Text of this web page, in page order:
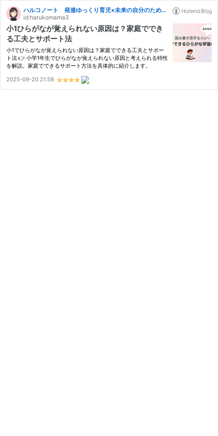
ハルコノート 発達ゆっくり育児×未来の自分のための小さな収入づくり
id:harukomama3
小1ひらがなが覚えられない原因は？家庭ででき
る工夫とサポート法
小1でひらがなが覚えられない原因は？家庭でできる工夫とサポー
ト法 👉 小学1年生でひらがなが覚えられない原因と考えられる特性
を解説。家庭でできるサポート方法を具体的に紹介します。
2025-09-20 21:58